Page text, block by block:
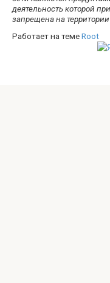
деятельность которой
запрещена на
Работает на темеRoot